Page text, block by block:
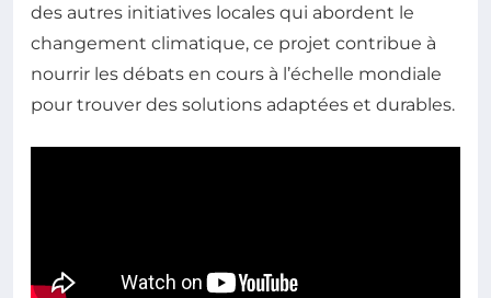
des autres initiatives locales qui abordent le
changement climatique, ce projet contribue à
nourrir les débats en cours à l’échelle mondiale
pour trouver des solutions adaptées et durables.